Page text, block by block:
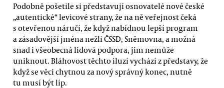
Podobně pošetile si představují osnovatelé nové české
„autentické“ levicové strany, že na ně veřejnost čeká
s otevřenou náručí, že když nabídnou lepší program
a zásadovější jména nežli ČSSD, Sněmovna, a možná
snad i všeobecná lidová podpora, jim nemůže
uniknout. Bláhovost těchto iluzí vychází z představy, že
když se věci chytnou za nový správný konec, nutně
tu musí být líp.